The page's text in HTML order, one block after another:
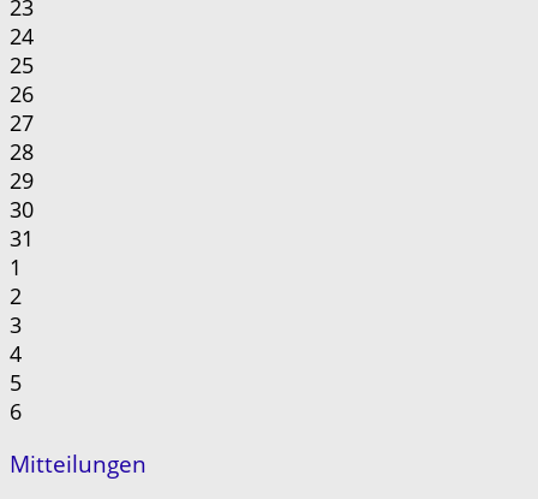
23
24
25
26
27
28
29
30
31
1
2
3
4
5
6
Mitteilungen